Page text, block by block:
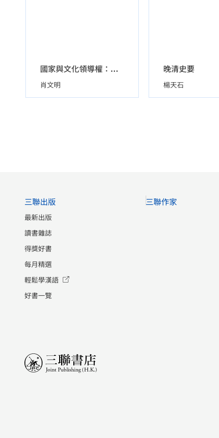
國家與文化領導權：上海大眾文化的社會主義改造（1949-1966）
肖文明
晚清史要
楊天石
三聯出版
最新出版
讀書雜誌
得獎好書
每月精選
輕鬆學漢語
好書一覽
三聯作家